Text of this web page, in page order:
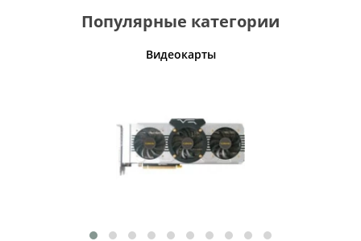
Популярные категории
Видеокарты